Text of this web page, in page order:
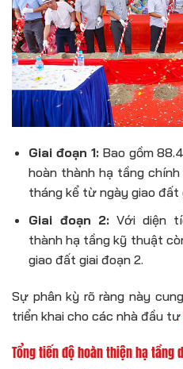
Giai đoạn 1: Bao gồm
hoàn thành hạ tầng
tháng kể từ ngày giao đất
Giai đoạn 2: Với diện
thành hạ tầng kỹ thuật
giao đất giai đoạn 2.
Sự phân kỳ rõ ràng này
triển khai cho các nhà đầu tư
Tổng tiến độ hoàn thiện hạ tầng